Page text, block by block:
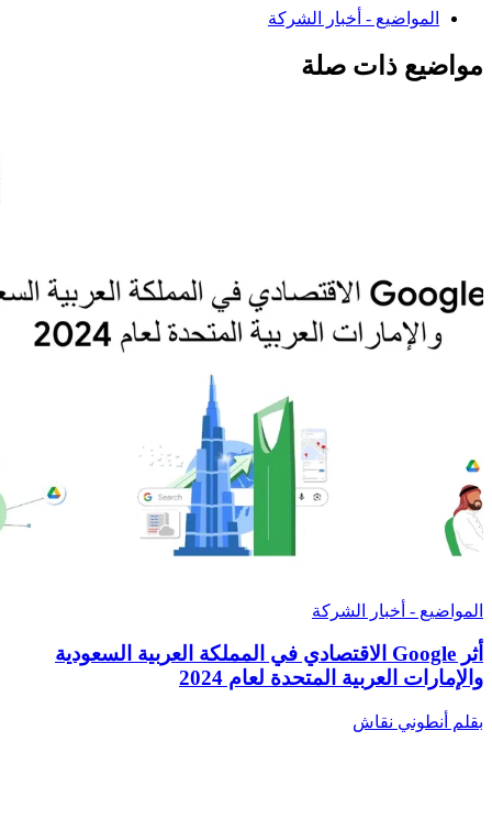
المواضيع - أخبار الشركة
مواضيع ذات صلة
المواضيع - أخبار الشركة
أثر Google الاقتصادي في المملكة العربية السعودية
والإمارات العربية المتحدة لعام 2024
بقلم أنطوني نقاش